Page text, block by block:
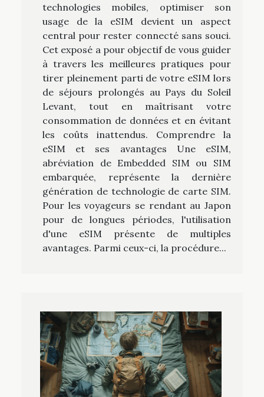
technologies mobiles, optimiser son
usage de la eSIM devient un aspect
central pour rester connecté sans souci.
Cet exposé a pour objectif de vous guider
à travers les meilleures pratiques pour
tirer pleinement parti de votre eSIM lors
de séjours prolongés au Pays du Soleil
Levant, tout en maîtrisant votre
consommation de données et en évitant
les coûts inattendus. Comprendre la
eSIM et ses avantages Une eSIM,
abréviation de Embedded SIM ou SIM
embarquée, représente la dernière
génération de technologie de carte SIM.
Pour les voyageurs se rendant au Japon
pour de longues périodes, l'utilisation
d'une eSIM présente de multiples
avantages. Parmi ceux-ci, la procédure...